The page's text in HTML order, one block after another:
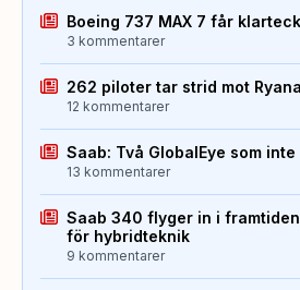
Boeing 737 MAX 7 får
3 kommentarer
262 piloter tar strid mot
12 kommentarer
Saab: Två GlobalEye som
13 kommentarer
Saab 340 flyger in i
för hybridteknik
9 kommentarer